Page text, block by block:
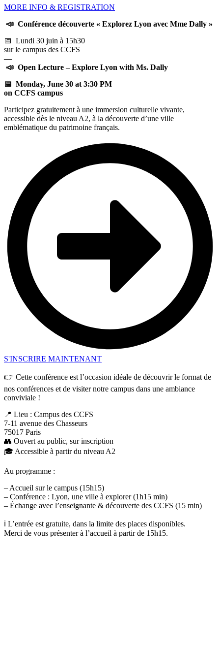
MORE INFO & REGISTRATION
📣 Conférence découverte « Explorez Lyon avec Mme Dally »
📅 Lundi 30 juin à 15h30
sur le campus des CCFS
—
📣 Open Lecture – Explore Lyon with Ms. Dally
📅 Monday, June 30 at 3:30 PM
on CCFS campus
Participez gratuitement à une immersion culturelle vivante,
accessible dès le niveau A2, à la découverte d’une ville
emblématique du patrimoine français.
S'INSCRIRE MAINTENANT
👉 Cette conférence est l’occasion idéale de découvrir le format de
nos conférences et de visiter notre campus dans une ambiance
conviviale !
📍 Lieu : Campus des CCFS
7-11 avenue des Chasseurs
75017 Paris
👥 Ouvert au public, sur inscription
🎓 Accessible à partir du niveau A2
Au programme :
– Accueil sur le campus (15h15)
– Conférence : Lyon, une ville à explorer (1h15 min)
– Échange avec l’enseignante & découverte des CCFS (15 min)
ℹ️ L’entrée est gratuite, dans la limite des places disponibles.
Merci de vous présenter à l’accueil à partir de 15h15.